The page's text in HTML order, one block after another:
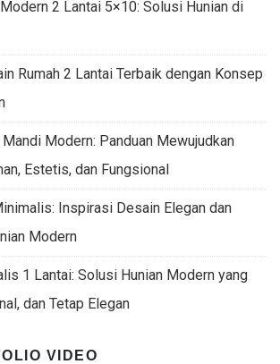
2 Lantai 5×10: Solusi Hunian di
Rumah 2 Lantai Terbaik dengan Konsep
Modern: Panduan Mewujudkan
Estetis, dan Fungsional
Inspirasi Desain Elegan dan
Modern
1 Lantai: Solusi Hunian Modern yang
dan Tetap Elegan
VIDEO